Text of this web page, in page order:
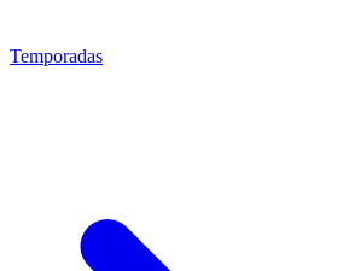
Temporadas